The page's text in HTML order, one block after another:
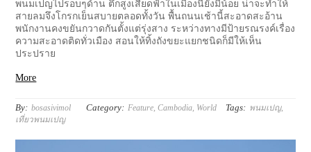
พนมเปญไปรอบๆด้าน ตึกสูงเสียดฟ้าในเมืองนี้ยังมีน้อย น่าจะทำให้
สายลมจึงโกรกเย็นสบายตลอดทั้งวัน พื้นถนนเช้านี้สะอาดสะอ้าน
พนักงานคงขยันกวาดกันตั้งแต่รุ่งสาง ระหว่างทางมีป้ายรณรงค์เรื่อง
ความสะอาดติดทั่วเมือง สอนให้ทิ้งถังขยะแยกชนิดก็มีให้เห็น
ประปราย
More
By: bosasivimol Category: Feature ,Cambodia World Tags: พนมเปญ,
เที่ยวพนมเปญ